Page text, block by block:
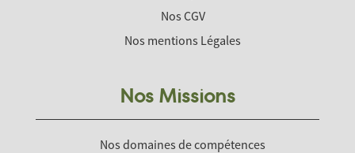
Nos CGV
Nos mentions Légales
Nos Missions
Nos domaines de compétences